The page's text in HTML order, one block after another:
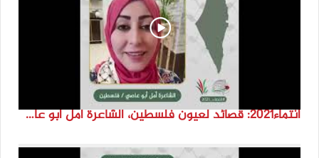
انتماء2021: قصائد لعيون فلسطين، الشاعرة أمل ابو عاصي، فلسطين